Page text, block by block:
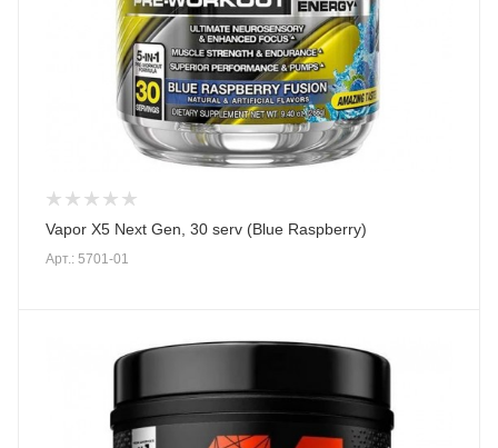
Vapor X5 Next Gen, 30 serv (Blue Raspberry)
Арт.: 5701-01